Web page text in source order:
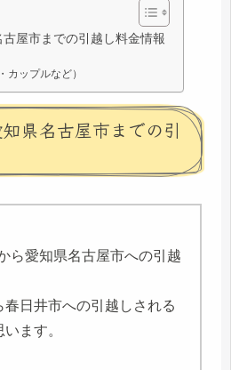
屋市までの引越し料金情報
カップルなど）
県名古屋市までの引
ら愛知県名古屋市への引越
日井市への引越しされる
ます。